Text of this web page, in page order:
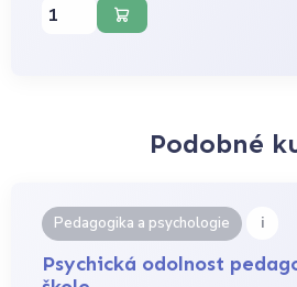
Podobné
Pedagogika a psychologie i
Psychická odolnost